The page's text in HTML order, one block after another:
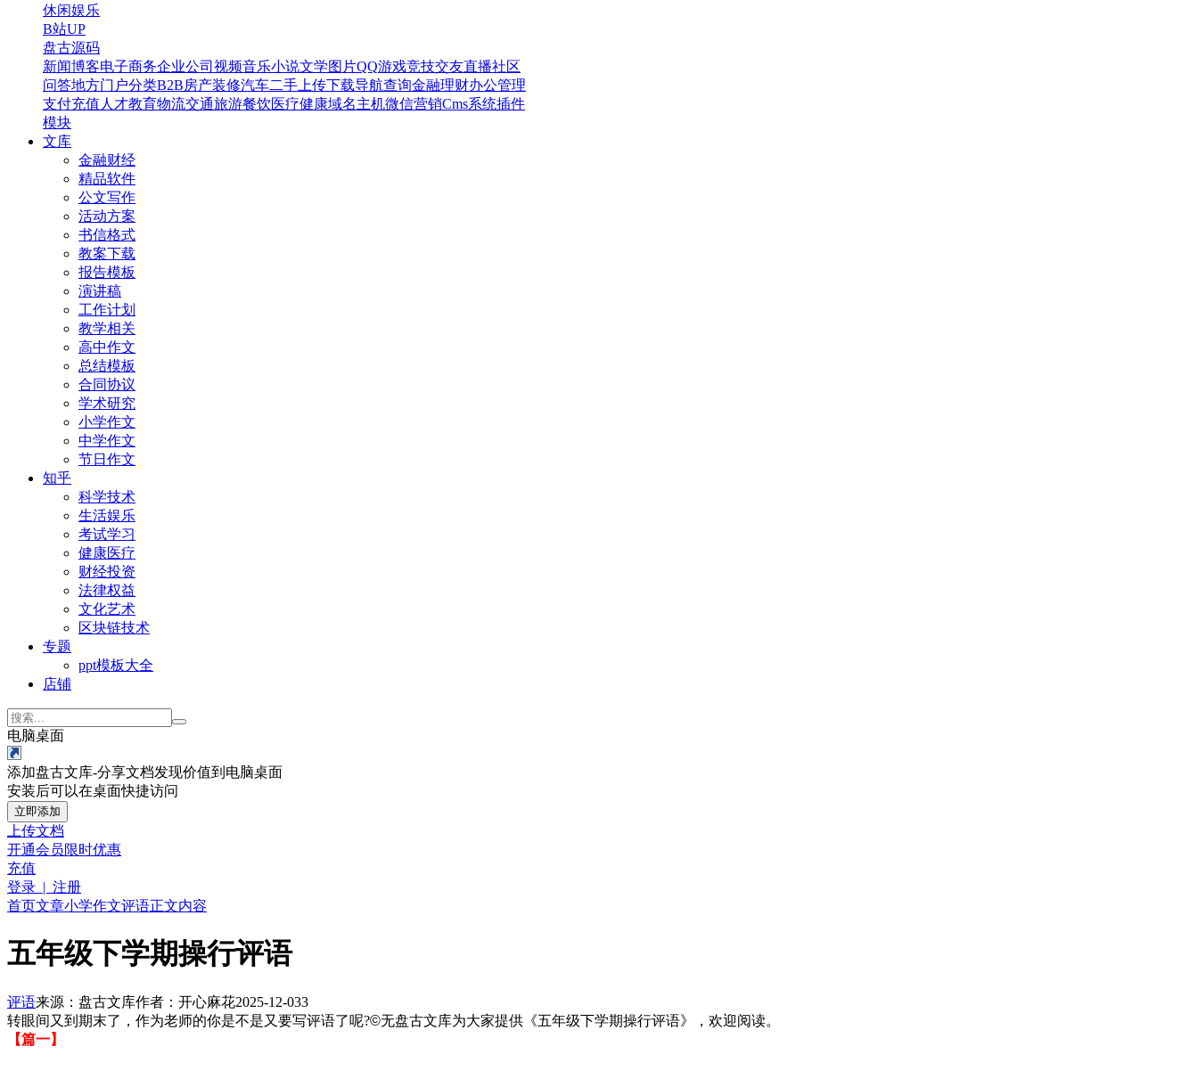
休闲娱乐
B站UP
盘古源码
新闻博客电子商务企业公司 视频音乐小说文学图片QQ游戏竞技交友直播社区
问答地方门户分类B2B房产装修汽车二手 上传下载导航查询金融理财办公管理
支付充值 人才教育物流交通旅游餐饮医疗健康域名主机微信营销Cms系统插件
模块
文库
金融财经
精品软件
公文写作
活动方案
书信格式
教案下载
报告模板
演讲稿
工作计划
教学相关
高中作文
总结模板
合同协议
学术研究
小学作文
中学作文
节日作文
知乎
科学技术
生活娱乐
考试学习
健康医疗
财经投资
法律权益
文化艺术
区块链技术
专题
ppt模板大全
店铺
电脑桌面
添加盘古文库-分享文档发现价值到电脑桌面
安装后可以在桌面快捷访问
立即添加
上传文档
开通会员限时优惠
充值
登录 | 注册
首页文章小学作文评语正文内容
五年级下学期操行评语
评语来源：盘古文库作者：开心麻花2025-12-033
转眼间又到期末了，作为老师的你是不是又要写评语了呢?©无盘古文库为大家提供《五年级下学期操行评语》，欢迎阅读。
【篇一】